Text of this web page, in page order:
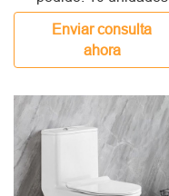
Enviar consulta
ahora